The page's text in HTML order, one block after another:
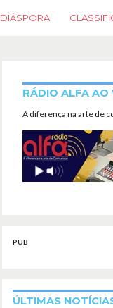
DIÁSPORA
RÁDIO ALFA AO
A diferença na arte de
PUB
ÚLTIMAS